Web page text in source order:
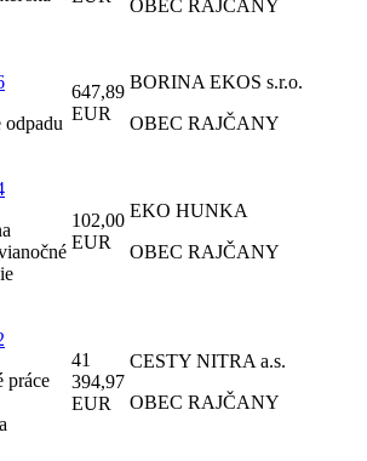
OBEC RAJČANY
odpadu
647,89
EUR
BORINA EKOS s.r.o.
OBEC RAJČANY
102,00
EUR
EKO HUNKA
OBEC RAJČANY
práce
41
394,97
EUR
CESTY NITRA a.s.
OBEC RAJČANY